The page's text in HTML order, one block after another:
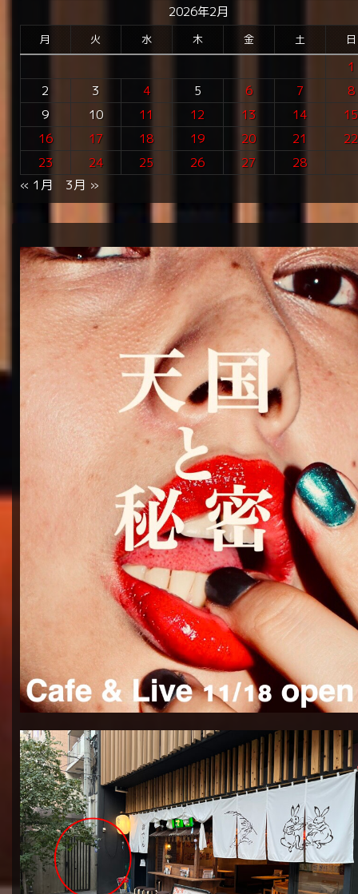
2026年2月
月 火 水 木 金 土 日
1
2
3 4 5 6 7
8
9
10 11 12 13 14
15
16
17 18 19 20 21
22
23
24 25 26 27 28
« 1月 3月 »